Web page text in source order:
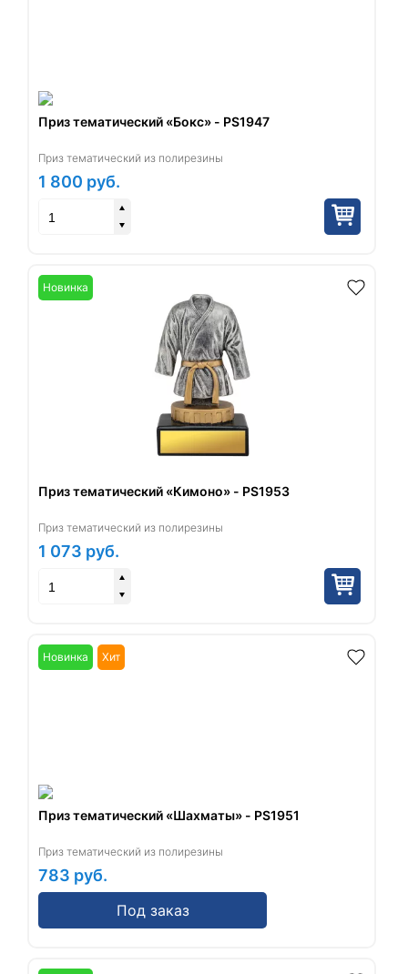
Приз тематический «Бокс» - PS1947
Приз тематический из полирезины
1 800 руб.
Новинка
Приз тематический «Кимоно» - PS1953
Приз тематический из полирезины
1 073 руб.
Новинка Хит
Приз тематический «Шахматы» - PS1951
Приз тематический из полирезины
783 руб.
Под заказ